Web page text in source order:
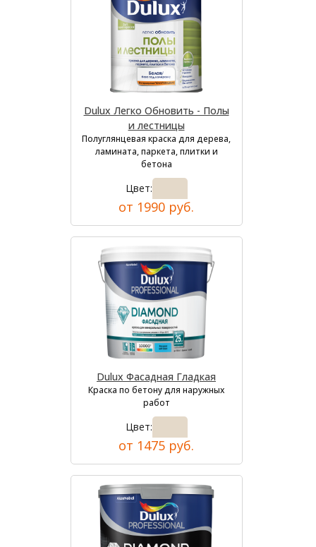
Dulux Легко Обновить - Полы
и лестницы
Полуглянцевая краска для дерева,
ламината, паркета, плитки и
бетона
Цвет:
от 1990 руб.
Dulux Фасадная Гладкая
Краска по бетону для наружных
работ
Цвет:
от 1475 руб.